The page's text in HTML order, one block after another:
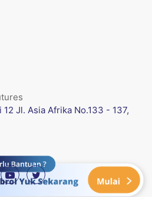
Jl. Asia Afrika No.133 - 137,